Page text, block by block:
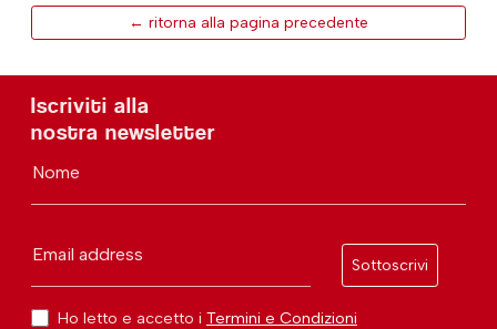
← ritorna alla pagina precedente
Iscriviti alla
nostra newsletter
Nome
Email address
Sottoscrivi
Ho letto e accetto i Termini e Condizioni